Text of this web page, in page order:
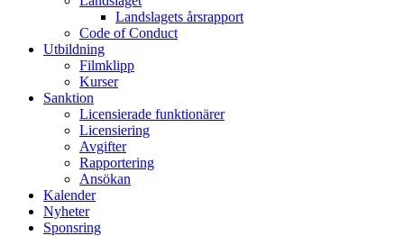
Landslagets årsrapport
Code of Conduct
Utbildning
Filmklipp
Kurser
Sanktion
Licensierade funktionärer
Licensiering
Avgifter
Rapportering
Ansökan
Kalender
Nyheter
Sponsring